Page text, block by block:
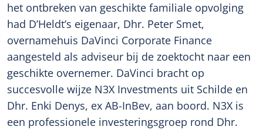
het ontbreken van geschikte familiale opvolging
had D’Heldt’s eigenaar, Dhr. Peter Smet,
overnamehuis DaVinci Corporate Finance
aangesteld als adviseur bij de zoektocht naar een
geschikte overnemer. DaVinci bracht op
succesvolle wijze N3X Investments uit Schilde en
Dhr. Enki Denys, ex AB-InBev, aan boord. N3X is
een professionele investeringsgroep rond Dhr.